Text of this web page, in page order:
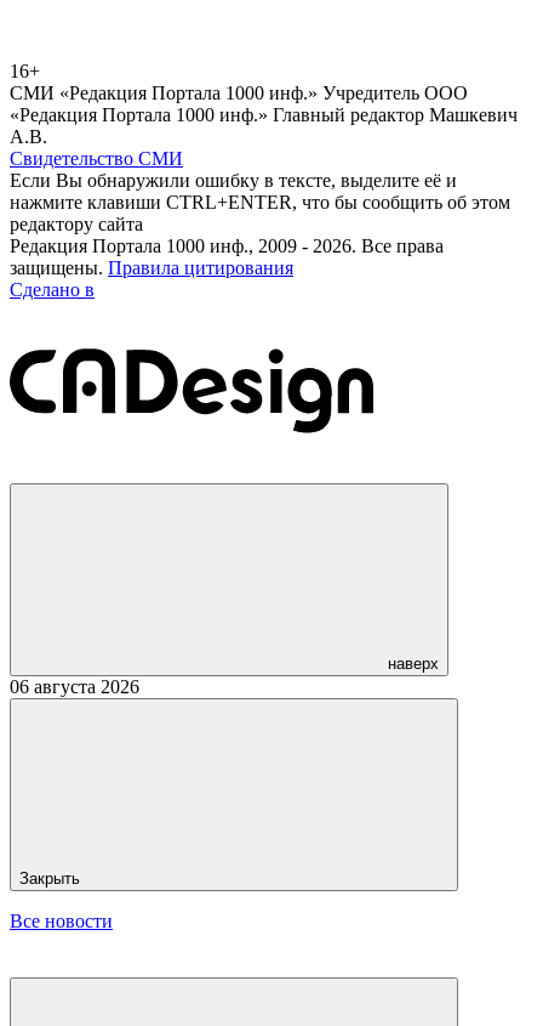
16+
СМИ «Редакция Портала 1000 инф.» Учредитель ООО
«Редакция Портала 1000 инф.» Главный редактор Машкевич
А.В.
Свидетельство СМИ
Если Вы обнаружили ошибку в тексте, выделите её и
нажмите клавиши CTRL+ENTER, что бы сообщить об этом
редактору сайта
Редакция Портала 1000 инф., 2009 - 2026. Все права
защищены. Правила цитирования
Сделано в
наверх
06 августа 2026
Закрыть
Все новости